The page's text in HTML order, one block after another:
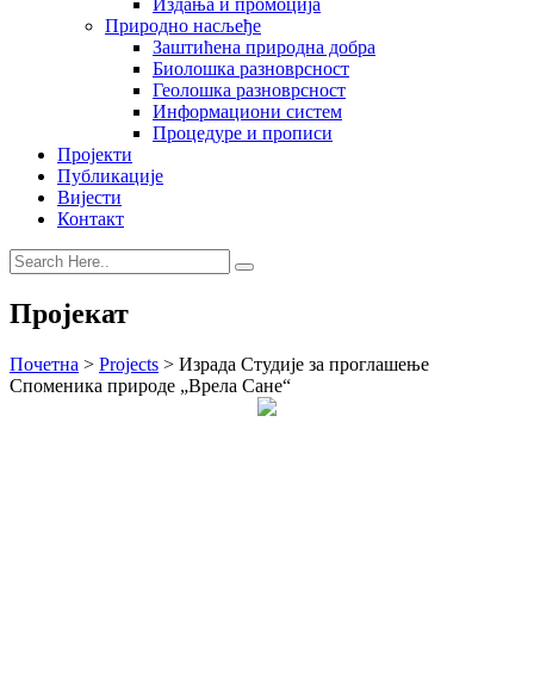
Издања и промоција
Природно насљеђе
Заштићена природна добра
Биолошка разноврсност
Геолошка разноврсност
Информациони систем
Процедуре и прописи
Пројекти
Публикације
Вијести
Контакт
Пројекат
Почетна > Projects > Израда Студије за проглашење
Споменика природе „Врела Сане“